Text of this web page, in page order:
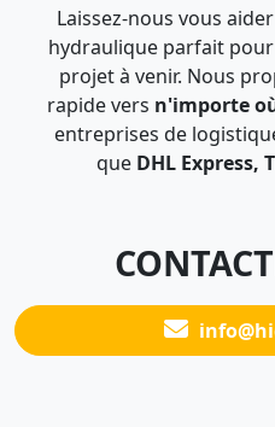
Laissez-nous vous
hydraulique parfait
projet à venir. Nous
rapide vers n'importe
entreprises de
que DHL Express,